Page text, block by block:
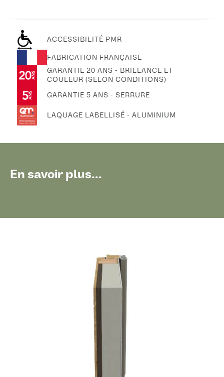
ACCESSIBILITÉ PMR
FABRICATION FRANÇAISE
GARANTIE 20 ANS - BRILLANCE ET
COULEUR (SELON CONDITIONS)
GARANTIE 5 ANS - SERRURE
LAQUAGE LABELLISÉ - ALUMINIUM
En savoir plus...